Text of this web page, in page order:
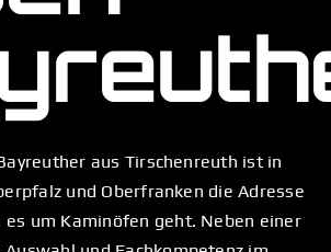
aus Tirschenreuth ist in
und Oberfranken die Adresse
es um Kaminöfen geht. Neben einer